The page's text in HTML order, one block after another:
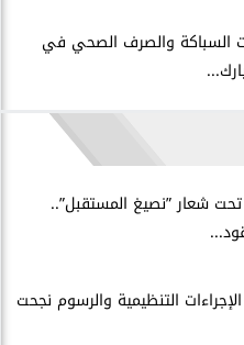
السباكة والصرف الصحي في
شعار ”نصيغ المستقبل”..
التنظيمية والرسوم نجحت